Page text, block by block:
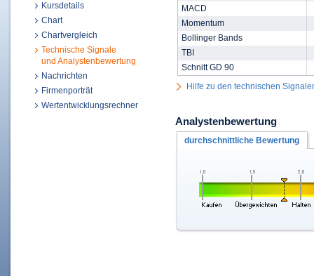
Kursdetails
Chart
Chartvergleich
Technische Signale
und Analystenbewertung
Nachrichten
Firmenporträt
Wertentwicklungsrechner
MACD
Momentum
Bollinger Bands
TBI
Schnitt GD 90
Hilfe zu den technischen
Analystenbewertung
durchschnittliche Bewertung